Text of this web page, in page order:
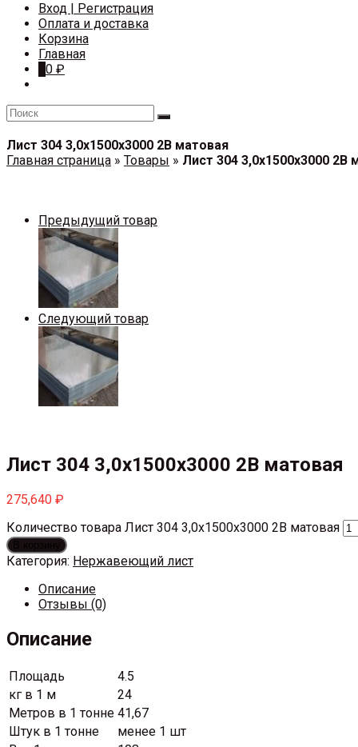
Вход | Регистрация
Оплата и доставка
Корзина
Главная
0 ₽
Лист 304 3,0х1500х3000 2В матовая
Главная страница » Товары » Лист 304 3,0х1500х3000 2В
Предыдущий товар
Следующий товар
Лист 304 3,0х1500х3000 2В матовая
275,640 ₽
Количество товара Лист 304 3,0х1500х3000 2В матовая
В корзину
Категория: Нержавеющий лист
Описание
Отзывы (0)
Описание
Площадь
4.5
кг в 1 м
24
Метров в 1 тонне 41,67
Штук в 1 тонне
менее 1 шт